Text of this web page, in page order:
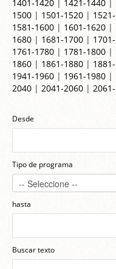
1401-1420 | 1421-1440 |
1500 | 1501-1520 |
1581-1600 | 1601-1620 |
1680 | 1681-1700 |
1761-1780 | 1781-1800 |
1860 | 1861-1880 |
1941-1960 | 1961-1980 |
2040 | 2041-2060 |
Desde
Tipo de programa
hasta
Buscar texto